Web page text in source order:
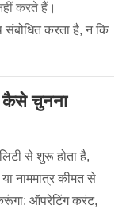
करते हैं।
करता है, न कि
कैसे चुनना
से शुरू होता है,
नाममात्र कीमत से
ऑपरेटिंग करंट,